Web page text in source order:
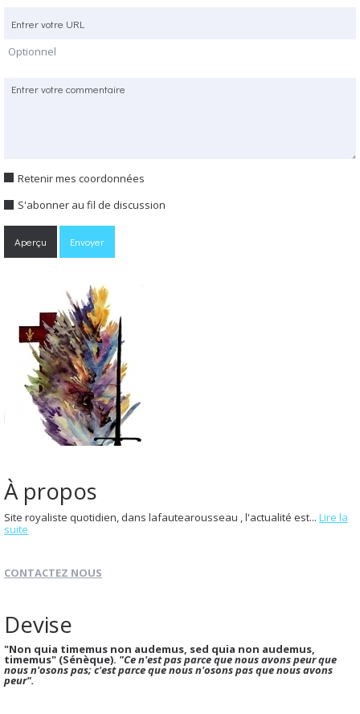
Optionnel
Retenir mes coordonnées
S'abonner au fil de discussion
À propos
Site royaliste quotidien, dans lafautearousseau , l'actualité est... Lire la
suite
CONTACTEZ NOUS
Devise
"Non quia timemus non audemus, sed quia non audemus,
timemus" (Sénèque). "Ce n'est pas parce que nous avons peur que
nous n'osons pas; c'est parce que nous n'osons pas que nous avons
peur".